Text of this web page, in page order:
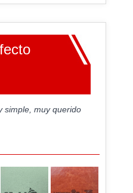
simple, muy querido